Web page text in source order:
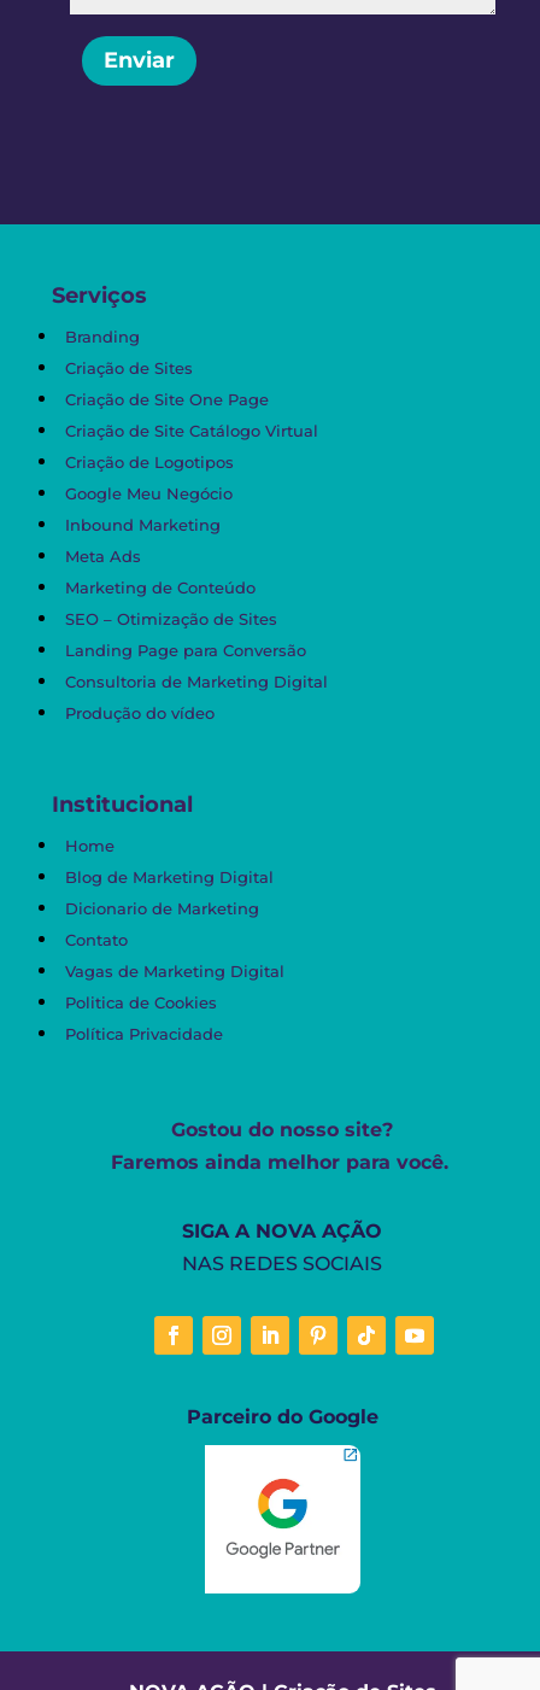
Enviar
Serviços
Branding
Criação de Sites
Criação de Site One Page
Criação de Site Catálogo Virtual
Criação de Logotipos
Google Meu Negócio
Inbound Marketing
Meta Ads
Marketing de Conteúdo
SEO – Otimização de Sites
Landing Page para Conversão
Consultoria de Marketing Digital
Produção do vídeo
Institucional
Home
Blog de Marketing Digital
Dicionario de Marketing
Contato
Vagas de Marketing Digital
Politica de Cookies
Política Privacidade
Gostou do nosso site?
Faremos ainda melhor para você.
SIGA A NOVA AÇÃO
NAS REDES SOCIAIS
Parceiro do Google